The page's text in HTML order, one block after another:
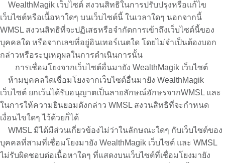
WealthMagik เว็บไซต์ สงวนสิทธิในการปรับปรุงหรือแก้ไข
เว็บไซต์หรือเนื้อหาใดๆ บนเว็บไซต์นี้ ในเวลาใดๆ นอกจากนี้
WMSL สงวนสิทธิที่จะปฏิเสธหรือจำกัดการเข้าถึงเว็บไซต์นี้ของ
บุคคลใด หรือจากเลขที่อยู่อินเทอร์เนตใด โดยไม่จำเป็นต้องบอก
กล่าวหรือระบุเหตุผลในการดำเนินการนั้น
การเชื่อมโยงจากเว็บไซต์อื่นมายัง WealthMagik เว็บไซต์
ห้ามบุคคลใดเชื่อมโยงจากเว็บไซต์อื่นมายัง WealthMagik
เว็บไซต์ ยกเว้นได้รับอนุญาตเป็นลายลักษณ์อักษรจากWMSL และ
ในการให้ความยินยอมดังกล่าว WMSL สงวนสิทธิที่จะกำหนด
เงื่อนไขใดๆ ไว้ด้วยก็ได้
WMSL มิได้มีส่วนเกี่ยวข้องไม่ว่าในลักษณะใดๆ กับเว็บไซต์ของ
บุคคลที่สามที่เชื่อมโยงมายัง WealthMagik เว็บไซต์ และ WMSL
ไม่รับผิดชอบต่อเนื้อหาใดๆ ที่แสดงบนเว็บไซต์ที่เชื่อมโยงมายัง